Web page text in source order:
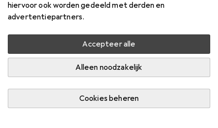
hiervoor ook worden gedeeld met derden en
advertentiepartners.
Accepteer alle
Alleen noodzakelijk
Cookies beheren
Accessoires voor Hobbes
Kabeltester
Vind bijpassende accessoires voor de Hobbes
Kabeltester.
Relevantie